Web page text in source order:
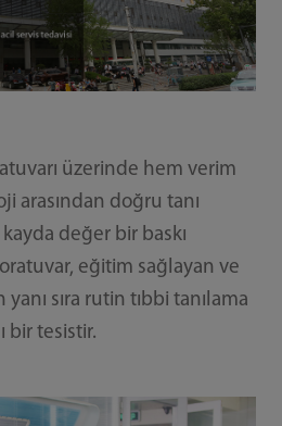
üzerinde hem verim
arasından doğru tanı
kayda değer bir baskı
eğitim sağlayan ve
sıra rutin tıbbi tanılama
bir tesistir.